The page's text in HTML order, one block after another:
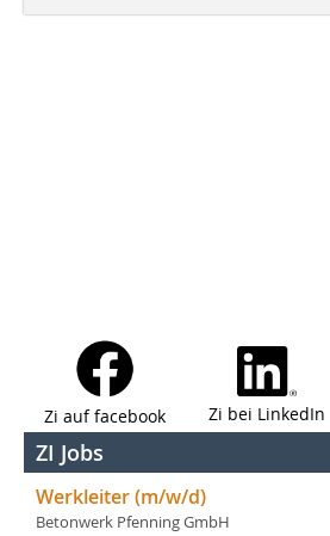
Zi auf facebook Zi bei LinkedIn
ZI Jobs
Werkleiter (m/w/d)
Betonwerk Pfenning GmbH